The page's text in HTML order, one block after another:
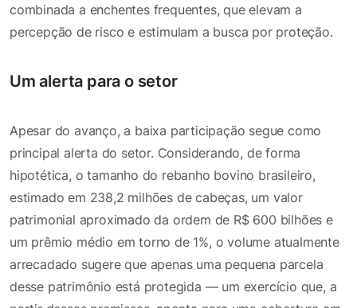
combinada a enchentes frequentes, que elevam a
percepção de risco e estimulam a busca por proteção.
Um alerta para o setor
Apesar do avanço, a baixa participação segue como
principal alerta do setor. Considerando, de forma
hipotética, o tamanho do rebanho bovino brasileiro,
estimado em 238,2 milhões de cabeças, um valor
patrimonial aproximado da ordem de R$ 600 bilhões e
um prêmio médio em torno de 1%, o volume atualmente
arrecadado sugere que apenas uma pequena parcela
desse patrimônio está protegida — um exercício que, a